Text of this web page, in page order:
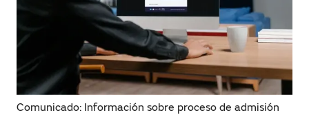
Comunicado: Información sobre proceso de admisión